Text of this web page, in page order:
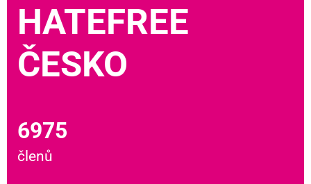
HATEFREE
ČESKO
6975
členů